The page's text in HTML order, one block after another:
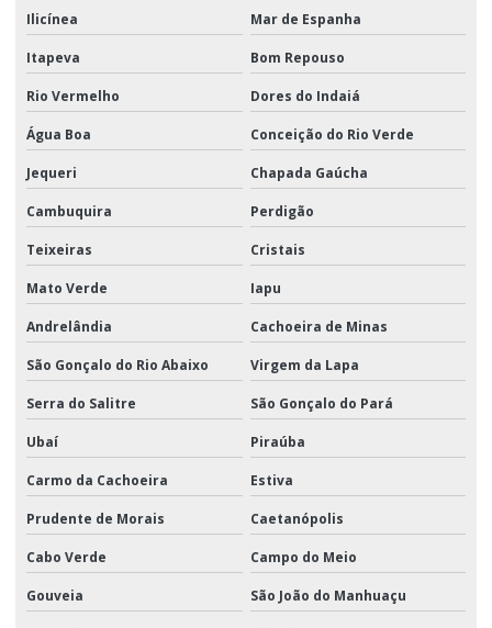
Ilicínea Mar de Espanha
Itapeva Bom Repouso
Rio Vermelho Dores do Indaiá
Água Boa Conceição do Rio Verde
Jequeri Chapada Gaúcha
Cambuquira Perdigão
Teixeiras Cristais
Mato Verde Iapu
Andrelândia Cachoeira de Minas
São Gonçalo do Rio Abaixo Virgem da Lapa
Serra do Salitre São Gonçalo do Pará
Ubaí Piraúba
Carmo da Cachoeira Estiva
Prudente de Morais Caetanópolis
Cabo Verde Campo do Meio
Gouveia São João do Manhuaçu